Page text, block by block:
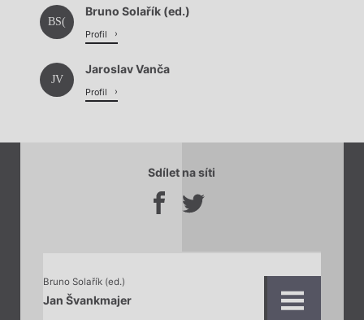
Načítá se.
BS(
Bruno Solařík (ed.)
Profil
JV
Jaroslav Vanča
Profil
Sdílet na síti
Bruno Solařík (ed.)
Jan Švankmajer